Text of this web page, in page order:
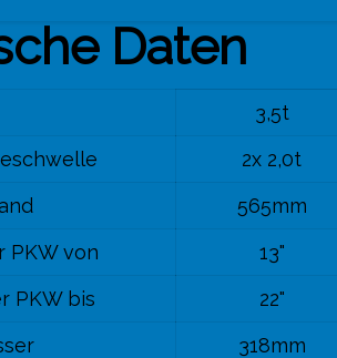
Daten
3,5t
2x 2,0t
565mm
PKW von
13"
PKW bis
22"
318mm